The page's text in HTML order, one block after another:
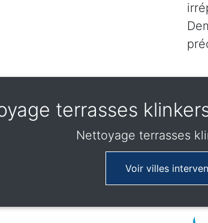
terrasses
Nettoyage terrasses
Voir villes